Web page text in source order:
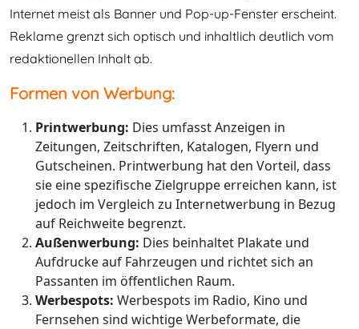
Internet meist als Banner und Pop-up-Fenster erscheint.
Reklame grenzt sich optisch und inhaltlich deutlich vom
redaktionellen Inhalt ab.
Formen von Werbung:
Printwerbung: Dies umfasst Anzeigen in
Zeitungen, Zeitschriften, Katalogen, Flyern und
Gutscheinen. Printwerbung hat den Vorteil, dass
sie eine spezifische Zielgruppe erreichen kann, ist
jedoch im Vergleich zu Internetwerbung in Bezug
auf Reichweite begrenzt.
Außenwerbung: Dies beinhaltet Plakate und
Aufdrucke auf Fahrzeugen und richtet sich an
Passanten im öffentlichen Raum.
Werbespots: Werbespots im Radio, Kino und
Fernsehen sind wichtige Werbeformate, die